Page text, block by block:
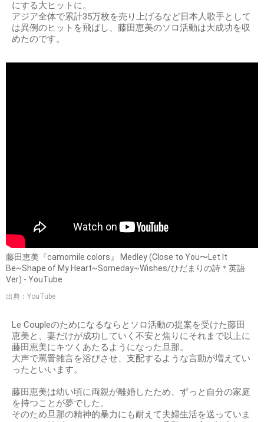
にする大ヒットに。
アジア全体で累計35万枚を売り上げるなど日本人歌手として
は異例のヒットを飛ばし、藤田恵美のソロ活動は大成功を収
めたのです。
藤田恵美『camomile colors』 Medley (Close to You〜Let It
Be~Shape of My Heart~Someday~Wishes/ひだまりの詩＊英語
Ver) - YouTube
出典：YouTube
Le Coupleのためになるならとソロ活動の提案を受けた藤田
恵美と、妻だけが成功していく不安と焦りにそれまで以上に
藤田恵美にキツくあたるようになった旦那。
大声で罵詈雑言を浴びさせ、支配するような言動が増えてい
ったといいます。
藤田恵美は幼い頃に両親が離婚したため、ずっと自分の家庭
を持つことが夢でした。
そのため旦那の精神的暴力にも耐えて夫婦生活を送っていま